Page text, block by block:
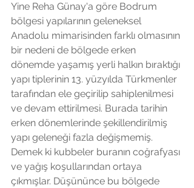
Yine Reha Günay'a göre Bodrum
bölgesi yapılarının geleneksel
Anadolu mimarisinden farklı olmasının
bir nedeni de bölgede erken
dönemde yaşamış yerli halkın bıraktığı
yapı tiplerinin 13. yüzyılda Türkmenler
tarafından ele geçirilip sahiplenilmesi
ve devam ettirilmesi. Burada tarihin
erken dönemlerinde şekillendirilmiş
yapı geleneği fazla değişmemiş.
Demek ki kubbeler buranın coğrafyası
ve yağış koşullarından ortaya
çıkmışlar. Düşününce bu bölgede